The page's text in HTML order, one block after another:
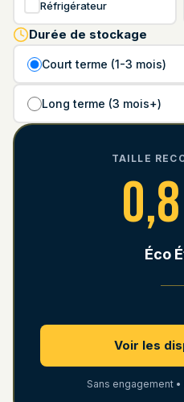
Réfrigérateur
Durée de stockage
Court terme (1-3 mois)
Long terme (3 mois+)
TAILLE
Éco
Voir les
Sans engagement •